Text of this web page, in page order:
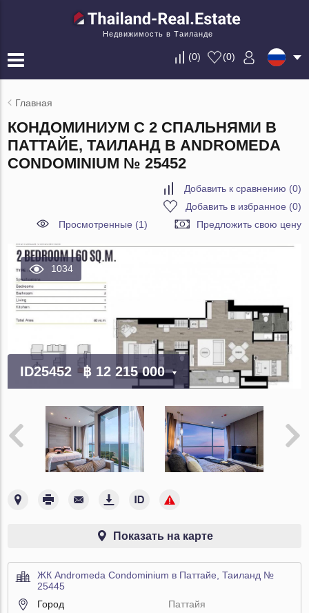
Недвижимость в Таиланде
(0) (0)
Главная
КОНДОМИНИУМ С 2 СПАЛЬНЯМИ В
ПАТТАЙЕ, ТАИЛАНД В ANDROMEDA
CONDOMINIUM № 25452
Добавить к сравнению (0)
Добавить в избранное (0)
Просмотренные (1)
Предложить свою цену
1034
ID25452 ฿ 12 215 000
Показать на карте
ЖК Andromeda Condominium в Паттайе, Таиланд №
25445
Город
Паттайя